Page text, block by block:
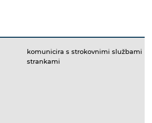
komunicira s strokovnimi službami in
strankami